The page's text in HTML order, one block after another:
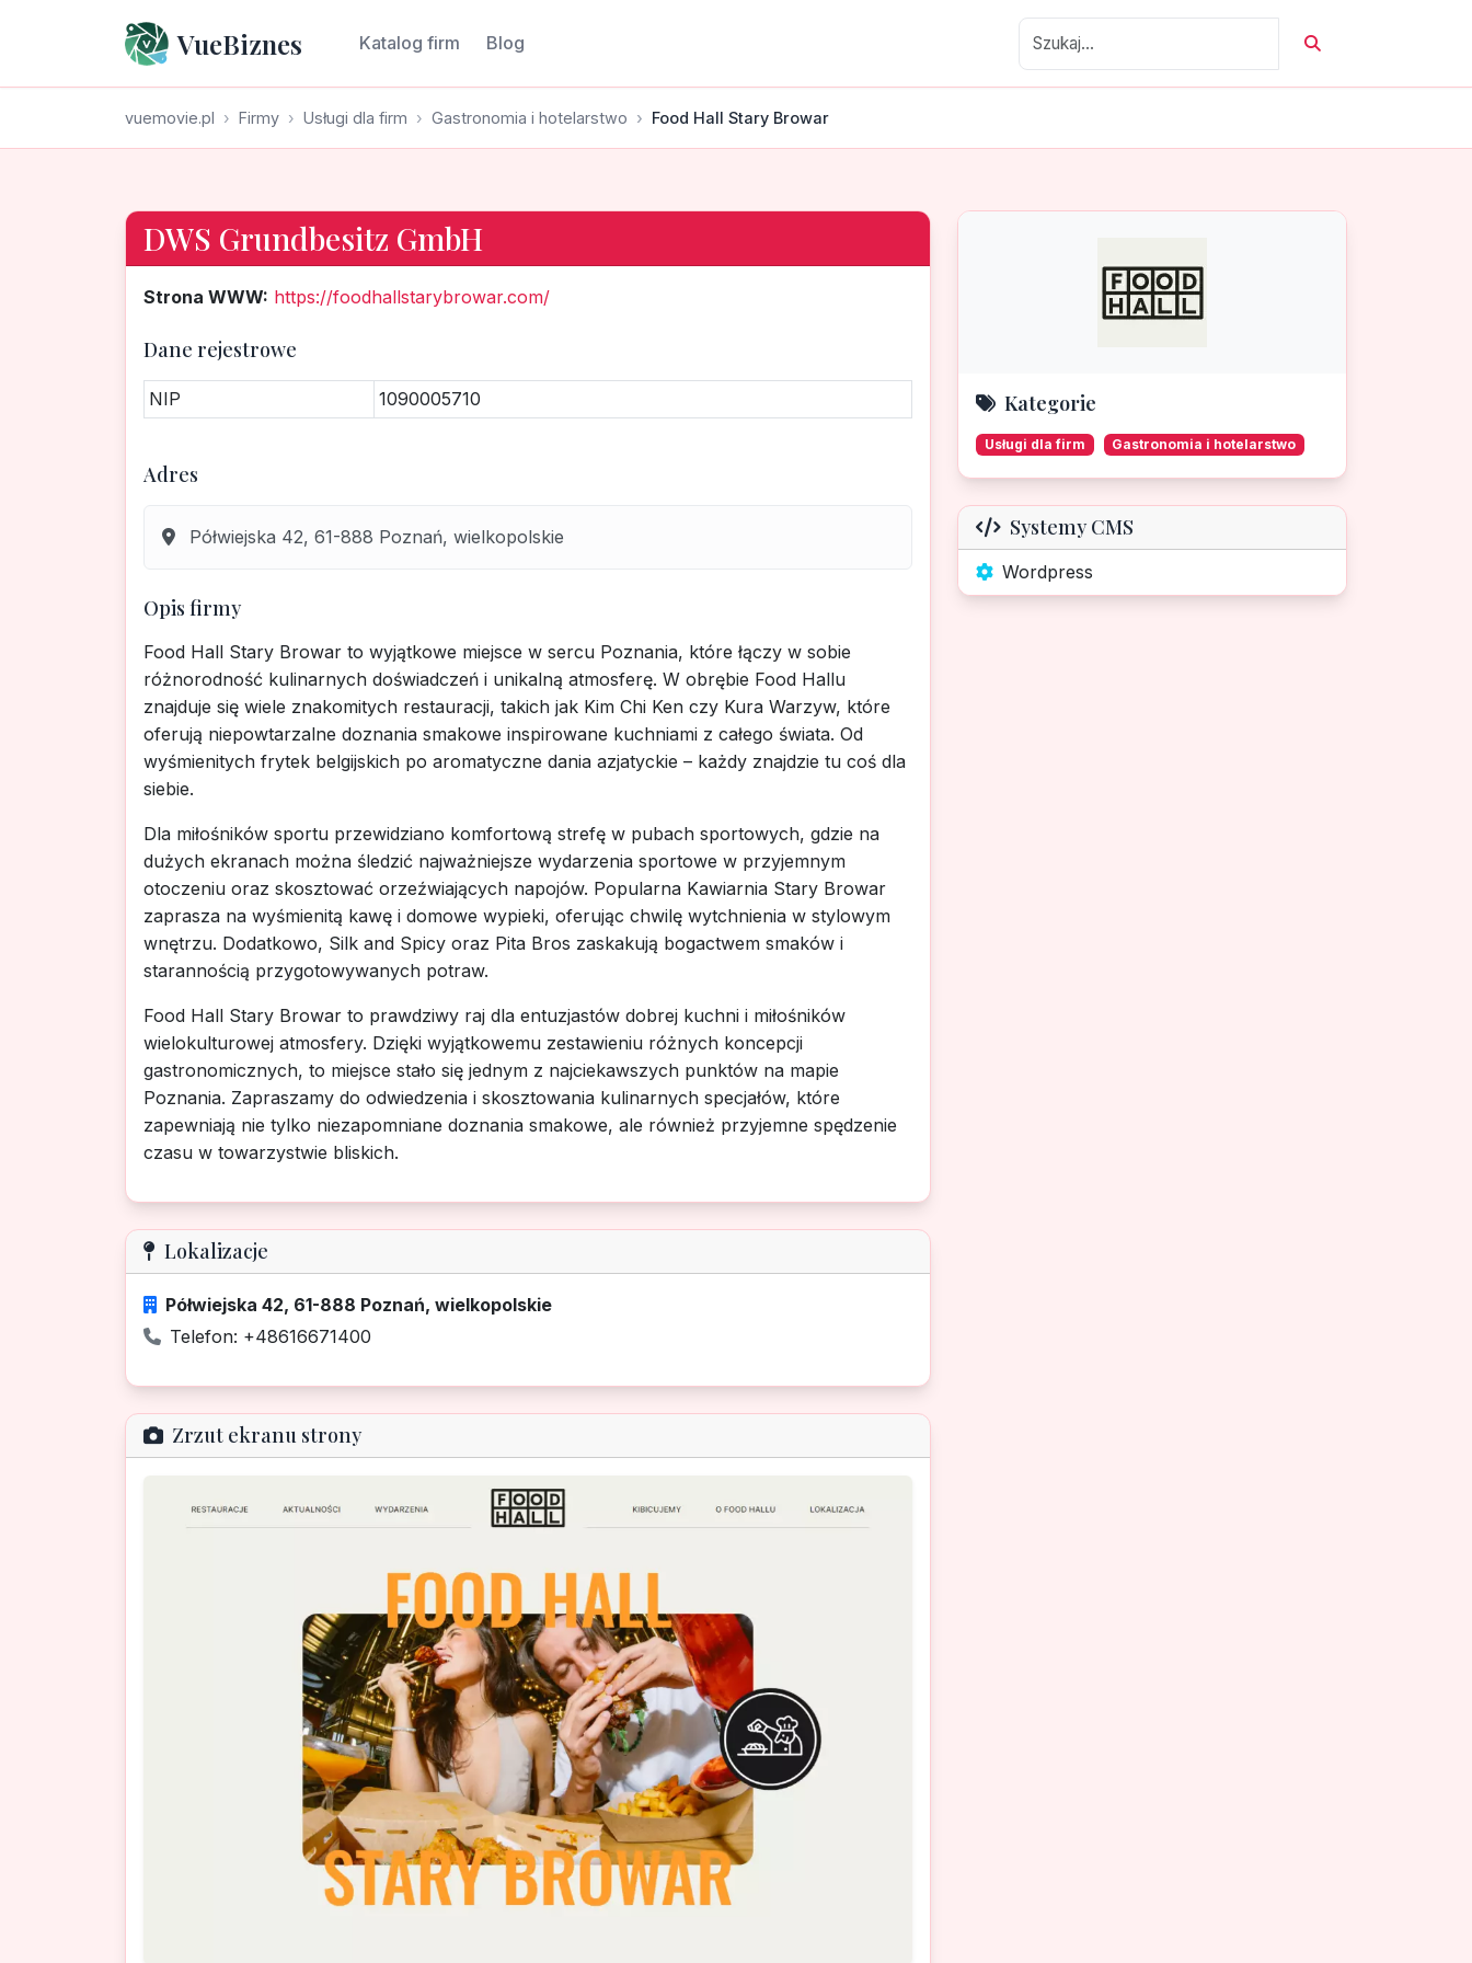
VueBiznes Katalog firm Blog
vuemovie.pl Firmy Usługi dla firm Gastronomia i hotelarstwo Food Hall Stary Browar
DWS Grundbesitz GmbH
Strona WWW: https://foodhallstarybrowar.com/
Dane rejestrowe
NIP 1090005710
Adres
Półwiejska 42, 61-888 Poznań, wielkopolskie
Opis firmy
Food Hall Stary Browar to wyjątkowe miejsce w sercu Poznania, które łączy w sobie
różnorodność kulinarnych doświadczeń i unikalną atmosferę. W obrębie Food Hallu
znajduje się wiele znakomitych restauracji, takich jak Kim Chi Ken czy Kura Warzyw, które
oferują niepowtarzalne doznania smakowe inspirowane kuchniami z całego świata. Od
wyśmienitych frytek belgijskich po aromatyczne dania azjatyckie – każdy znajdzie tu coś dla
siebie.
Dla miłośników sportu przewidziano komfortową strefę w pubach sportowych, gdzie na
dużych ekranach można śledzić najważniejsze wydarzenia sportowe w przyjemnym
otoczeniu oraz skosztować orzeźwiających napojów. Popularna Kawiarnia Stary Browar
zaprasza na wyśmienitą kawę i domowe wypieki, oferując chwilę wytchnienia w stylowym
wnętrzu. Dodatkowo, Silk and Spicy oraz Pita Bros zaskakują bogactwem smaków i
starannością przygotowywanych potraw.
Food Hall Stary Browar to prawdziwy raj dla entuzjastów dobrej kuchni i miłośników
wielokulturowej atmosfery. Dzięki wyjątkowemu zestawieniu różnych koncepcji
gastronomicznych, to miejsce stało się jednym z najciekawszych punktów na mapie
Poznania. Zapraszamy do odwiedzenia i skosztowania kulinarnych specjałów, które
zapewniają nie tylko niezapomniane doznania smakowe, ale również przyjemne spędzenie
czasu w towarzystwie bliskich.
Lokalizacje
Półwiejska 42, 61-888 Poznań, wielkopolskie
Telefon: +48616671400
Zrzut ekranu strony
Kategorie
Usługi dla firm Gastronomia i hotelarstwo
Systemy CMS
Wordpress